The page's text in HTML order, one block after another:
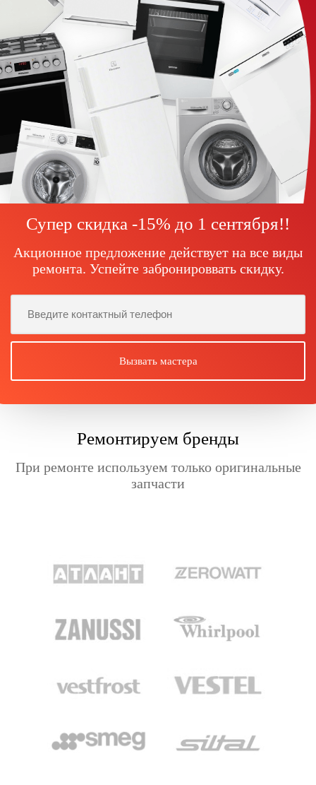
Супер скидка -15% до 1 сентября!!
Акционное предложение действует на все виды
ремонта. Успейте забронироввать скидку.
Ремонтируем бренды
При ремонте используем только оригинальные
запчасти